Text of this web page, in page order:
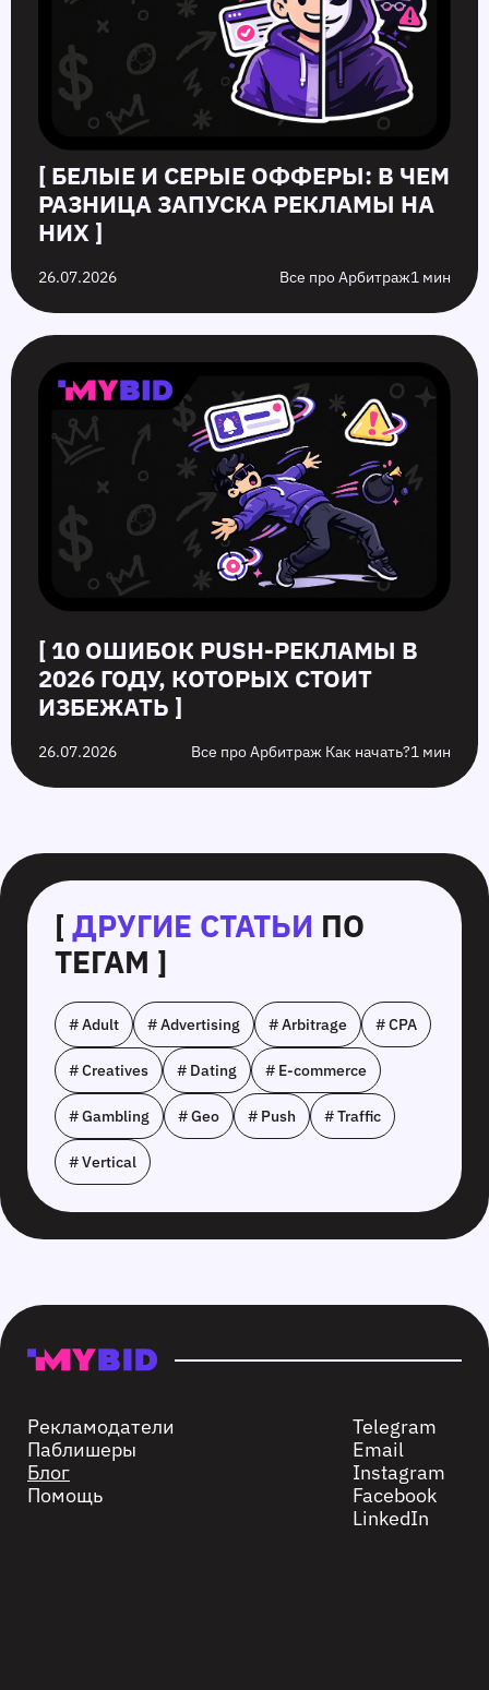
[ БЕЛЫЕ И СЕРЫЕ ОФФЕРЫ: В ЧЕМ
РАЗНИЦА ЗАПУСКА РЕКЛАМЫ НА
НИХ ]
26.07.2026 Все про Арбитраж1 мин
[ 10 ОШИБОК PUSH‑РЕКЛАМЫ В
2026 ГОДУ, КОТОРЫХ СТОИТ
ИЗБЕЖАТЬ ]
26.07.2026 Все про Арбитраж Как начать?1 мин
[ ДРУГИЕ СТАТЬИ ПО
ТЕГАМ ]
# Adult # Advertising # Arbitrage # CPA
# Creatives # Dating # E-commerce
# Gambling # Geo # Push # Traffic
# Vertical
Рекламодатели
Паблишеры
Блог
Помощь
Telegram
Email
Instagram
Facebook
LinkedIn